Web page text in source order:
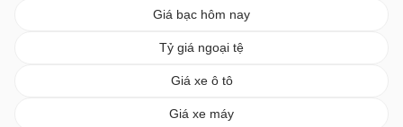
Giá bạc hôm nay
Tỷ giá ngoại tệ
Giá xe ô tô
Giá xe máy